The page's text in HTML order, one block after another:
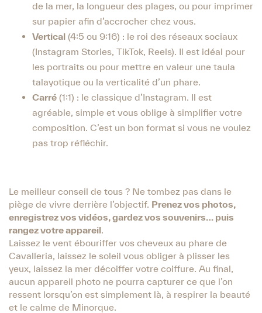
de la mer, la longueur des plages, ou pour imprimer
sur papier afin d’accrocher chez vous.
Vertical (4:5 ou 9:16) : le roi des réseaux sociaux
(Instagram Stories, TikTok, Reels). Il est idéal pour
les portraits ou pour mettre en valeur une taula
talayotique ou la verticalité d’un phare.
Carré (1:1) : le classique d’Instagram. Il est
agréable, simple et vous oblige à simplifier votre
composition. C’est un bon format si vous ne voulez
pas trop réfléchir.
Le meilleur conseil de tous ? Ne tombez pas dans le
piège de vivre derrière l’objectif. Prenez vos photos,
enregistrez vos vidéos, gardez vos souvenirs… puis
rangez votre appareil.
Laissez le vent ébouriffer vos cheveux au phare de
Cavalleria, laissez le soleil vous obliger à plisser les
yeux, laissez la mer décoiffer votre coiffure. Au final,
aucun appareil photo ne pourra capturer ce que l’on
ressent lorsqu’on est simplement là, à respirer la beauté
et le calme de Minorque.